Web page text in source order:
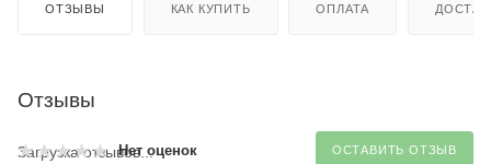
ОТЗЫВЫ КАК КУПИТЬ ОПЛАТА
Отзывы
Нет оценок ОСТАВИТЬ ОТЗЫВ
Загрузка отзывов...